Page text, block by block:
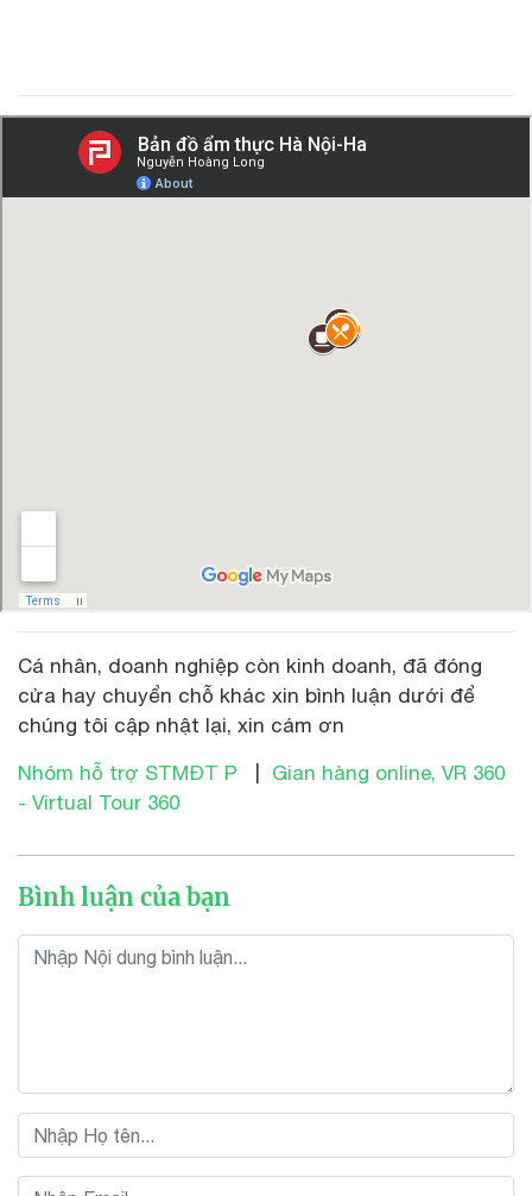
Cá nhân, doanh nghiệp còn kinh doanh, đã đóng
cửa hay chuyển chỗ khác xin bình luận dưới để
chúng tôi cập nhật lại, xin cám ơn
Nhóm hỗ trợ STMĐT P
Gian hàng online, VR 360
- Virtual Tour 360
Bình luận của bạn